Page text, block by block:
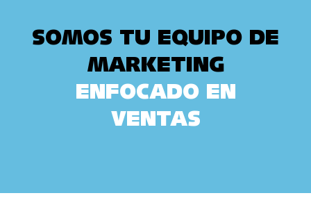
SOMOS TU EQUIPO DE
MARKETING
ENFOCADO EN
VENTAS